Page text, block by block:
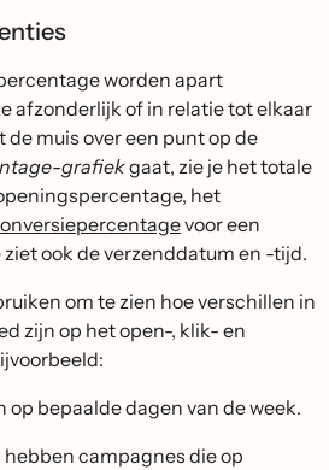
worden apart
afzonderlijk of in relatie tot elkaar
muis over een punt op de
grafiekgaat, zie je het totale
het
voor een
ook de verzenddatum en -tijd.
om te zien hoe verschillen in
zijn op het open-, klik- en
op bepaalde dagen van de week.
hebben campagnes die op